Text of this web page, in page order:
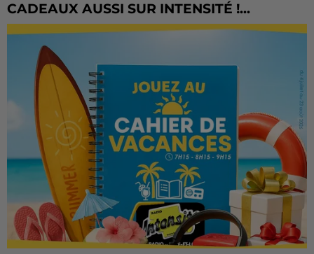
CADEAUX AUSSI SUR INTENSITÉ !...